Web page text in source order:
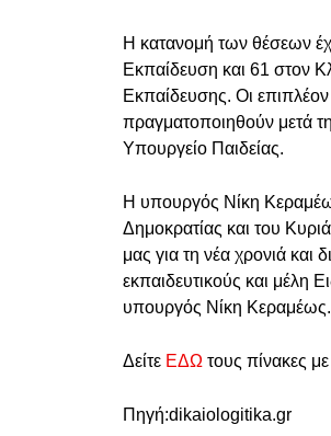
Η κατανομή των θέσεων
Εκπαίδευση και 61 στον
Εκπαίδευσης. Οι
πραγματοποιηθούν μετά
Υπουργείο Παιδείας.
Η υπουργός Νίκη
Δημοκρατίας και του
μας για τη νέα χρονιά και
εκπαιδευτικούς και μέλη
υπουργός Νίκη Κεραμέως.
Δείτε ΕΔΩ τους πίνακες
Πηγή:dikaiologitika.gr